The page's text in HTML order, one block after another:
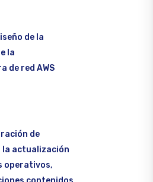
de la
la
de red AWS
de
la actualización
operativos,